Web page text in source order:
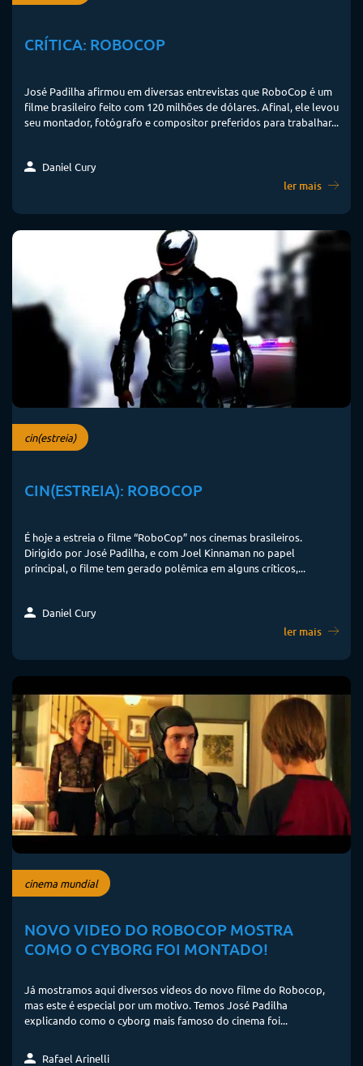
CRÍTICA: ROBOCOP
José Padilha afirmou em diversas entrevistas que RoboCop é um
filme brasileiro feito com 120 milhões de dólares. Afinal, ele levou
seu montador, fotógrafo e compositor preferidos para trabalhar...
Daniel Cury
ler mais
cin(estreia)
CIN(ESTREIA): ROBOCOP
É hoje a estreia o filme “RoboCop” nos cinemas brasileiros.
Dirigido por José Padilha, e com Joel Kinnaman no papel
principal, o filme tem gerado polêmica em alguns críticos,...
Daniel Cury
ler mais
cinema mundial
NOVO VIDEO DO ROBOCOP MOSTRA
COMO O CYBORG FOI MONTADO!
Já mostramos aqui diversos videos do novo filme do Robocop,
mas este é especial por um motivo. Temos José Padilha
explicando como o cyborg mais famoso do cinema foi...
Rafael Arinelli